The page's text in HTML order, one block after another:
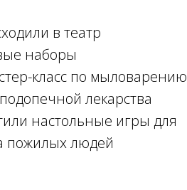
в театр
наборы
класс по мыловарению
лекарства
настольные игры для
пожилых людей